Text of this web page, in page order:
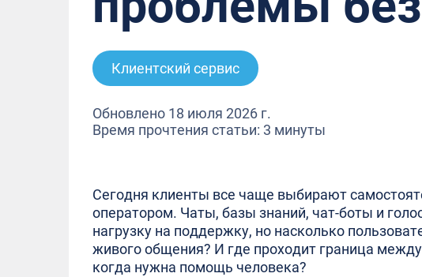
Клиентский сервис
Обновлено 18 июля 2026 г.
Время прочтения статьи: 3 минуты
Сегодня клиенты все чаще выбирают
оператором. Чаты, базы знаний, чат-боты и
нагрузку на поддержку, но насколько
живого общения? И где проходит граница
когда нужна помощь человека?